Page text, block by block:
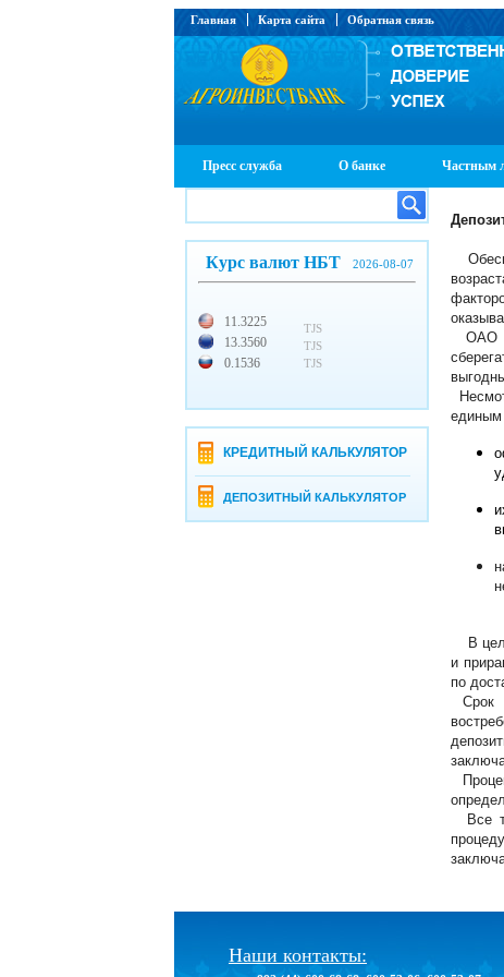
Главная Карта сайта Обратная связь
Пресс служба О банке Частным
Курс валют НБТ 2026-08-07
11.3225
13.3560
0.1536
TJS
TJS
TJS
КРЕДИТНЫЙ КАЛЬКУЛЯТОР
ДЕПОЗИТНЫЙ КАЛЬКУЛЯТОР
ОАО
единым
В
и
по
Срок
Все
Наши контакты: